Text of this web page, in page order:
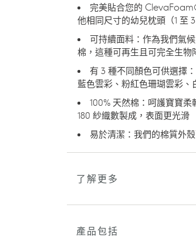
完美貼合您的
他相同尺寸的幼兒枕頭（1 至 3
可持續面料：作為我們氣
棉，這種可再生且可完全生物
有 3 種不同顏色可供選擇
藍色雲彩、粉紅色珊瑚雲彩
100% 天然棉：呵護寶寶
180 紗織數製成，表面更光滑
易於清潔：我們的棉質外
了解更多
產品包括